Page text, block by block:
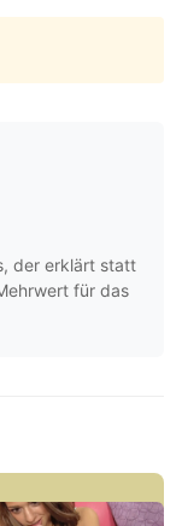
der erklärt statt
für das